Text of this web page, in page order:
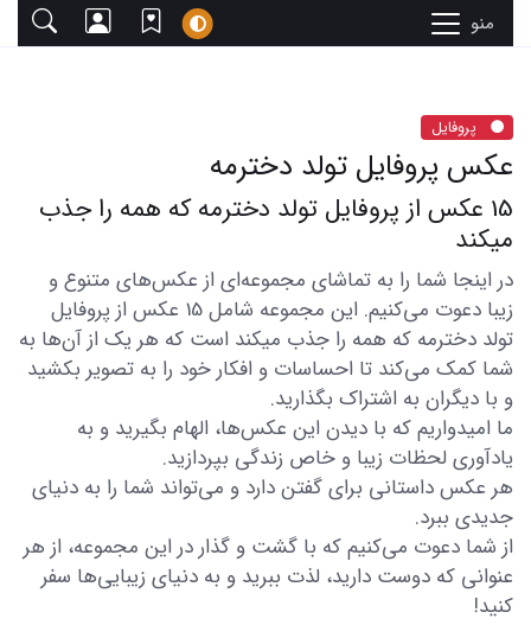
منو
پروفایل
عکس پروفایل تولد دخترمه
15 عکس از پروفایل تولد دخترمه که همه را جذب
میکند
در اینجا شما را به تماشای مجموعه‌ای از عکس‌های متنوع و
زیبا دعوت می‌کنیم. این مجموعه شامل 15 عکس از پروفایل
تولد دخترمه که همه را جذب میکند است که هر یک از آن‌ها به
شما کمک می‌کند تا احساسات و افکار خود را به تصویر بکشید
و با دیگران به اشتراک بگذارید.
ما امیدواریم که با دیدن این عکس‌ها، الهام بگیرید و به
یادآوری لحظات زیبا و خاص زندگی بپردازید.
هر عکس داستانی برای گفتن دارد و می‌تواند شما را به دنیای
جدیدی ببرد.
از شما دعوت می‌کنیم که با گشت و گذار در این مجموعه، از هر
عنوانی که دوست دارید، لذت ببرید و به دنیای زیبایی‌ها سفر
کنید!